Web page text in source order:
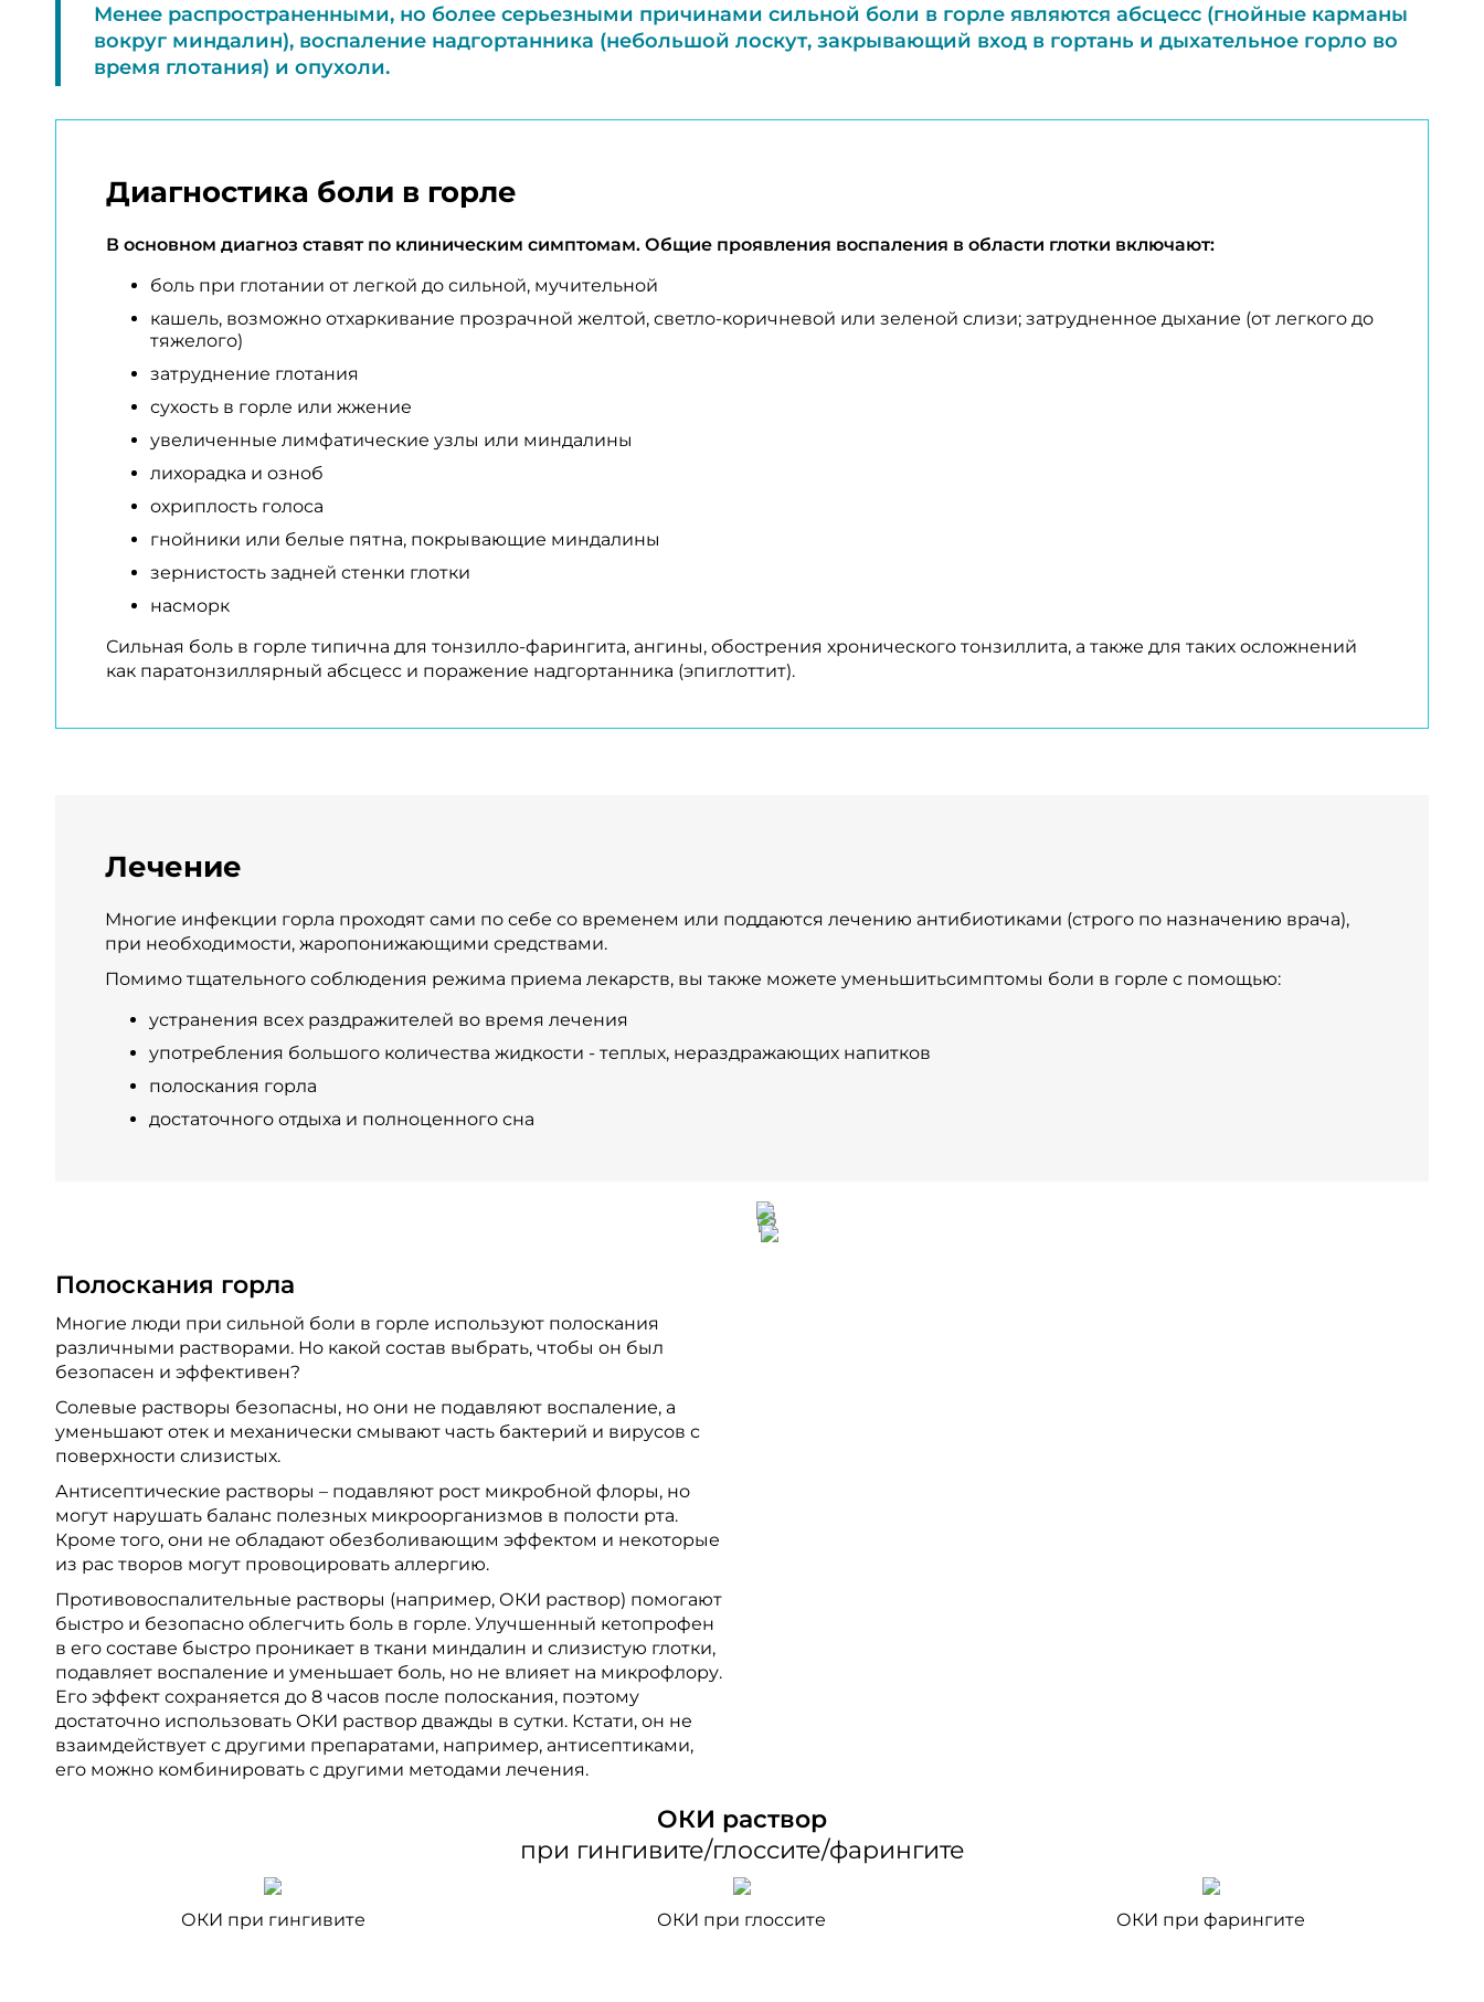
Менее распространенными, но более серьезными причинами сильной боли в горле являются абсцесс (гнойные карманы
вокруг миндалин), воспаление надгортанника (небольшой лоскут, закрывающий вход в гортань и дыхательное горло во
время глотания) и опухоли.
Диагностика боли в горле
В основном диагноз ставят по клиническим симптомам. Общие проявления воспаления в области глотки включают:
боль при глотании от легкой до сильной, мучительной
кашель, возможно отхаркивание прозрачной желтой, светло-коричневой или зеленой слизи; затрудненное дыхание (от легкого до
тяжелого)
затруднение глотания
сухость в горле или жжение
увеличенные лимфатические узлы или миндалины
лихорадка и озноб
охриплость голоса
гнойники или белые пятна, покрывающие миндалины
зернистость задней стенки глотки
насморк
Сильная боль в горле типична для тонзилло-фарингита, ангины, обострения хронического тонзиллита, а также для таких осложнений
как паратонзиллярный абсцесс и поражение надгортанника (эпиглоттит).
Лечение
Многие инфекции горла проходят сами по себе со временем или поддаются лечению антибиотиками (строго по назначению врача),
при необходимости, жаропонижающими средствами.
Помимо тщательного соблюдения режима приема лекарств, вы также можете уменьшитьсимптомы боли в горле с помощью:
устранения всех раздражителей во время лечения
употребления большого количества жидкости - теплых, нераздражающих напитков
полоскания горла
достаточного отдыха и полноценного сна
Полоскания горла
Многие люди при сильной боли в горле используют полоскания
различными растворами. Но какой состав выбрать, чтобы он был
безопасен и эффективен?
Солевые растворы безопасны, но они не подавляют воспаление, а
уменьшают отек и механически смывают часть бактерий и вирусов с
поверхности слизистых.
Антисептические растворы – подавляют рост микробной флоры, но
могут нарушать баланс полезных микроорганизмов в полости рта.
Кроме того, они не обладают обезболивающим эффектом и некоторые
из рас творов могут провоцировать аллергию.
Противовоспалительные растворы (например, ОКИ раствор) помогают
быстро и безопасно облегчить боль в горле. Улучшенный кетопрофен
в его составе быстро проникает в ткани миндалин и слизистую глотки,
подавляет воспаление и уменьшает боль, но не влияет на микрофлору.
Его эффект сохраняется до 8 часов после полоскания, поэтому
достаточно использовать ОКИ раствор дважды в сутки. Кстати, он не
взаимдействует с другими препаратами, например, антисептиками,
его можно комбинировать с другими методами лечения.
ОКИ раствор
при гингивите/глоссите/фарингите
ОКИ при гингивите ОКИ при глоссите ОКИ при фарингите